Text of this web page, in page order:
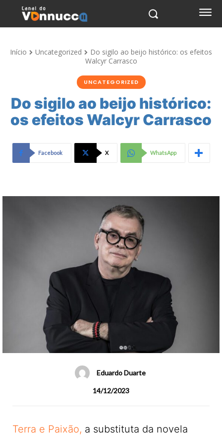
Início Uncategorized
Do sigilo ao beijo histórico: os efeitos
Walcyr Carrasco
UNCATEGORIZED
Do sigilo ao beijo histórico:
os efeitos Walcyr Carrasco
Facebook X WhatsApp
Eduardo Duarte
14/12/2023
Terra e Paixão, a substituta da novela